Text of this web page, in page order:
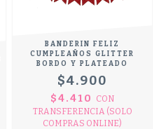
BANDERIN FELIZ
CUMPLEAÑOS GLITTER
BORDO Y PLATEADO
$4.900
$4.410
CON
TRANSFERENCIA (SOLO
COMPRAS ONLINE)